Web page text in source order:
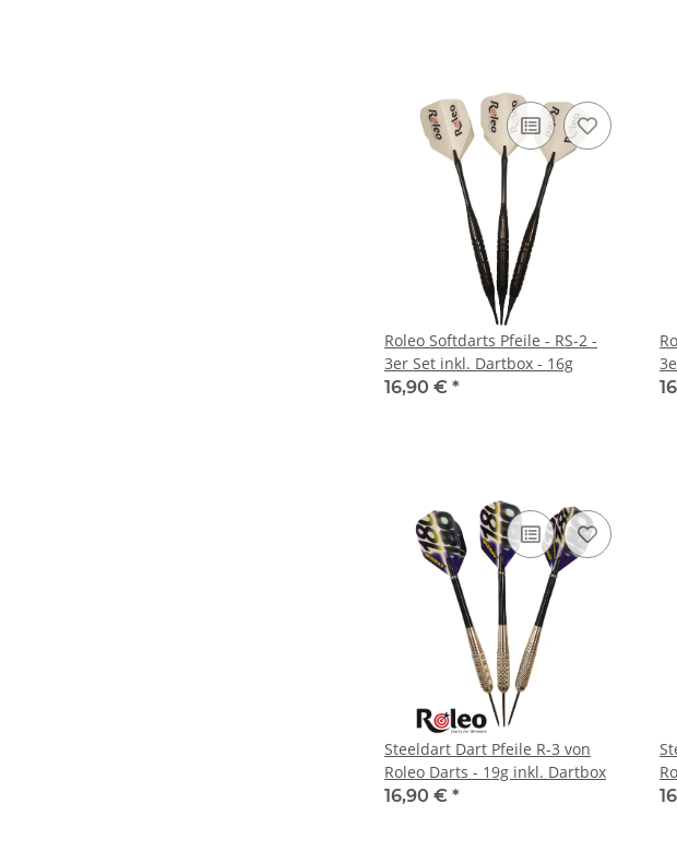
Roleo Softdarts Pfeile - RS-2 -
3er Set inkl. Dartbox - 16g
16,90 € *
Steeldart Dart Pfeile R-3 von
Roleo Darts - 19g inkl. Dartbox
16,90 € *